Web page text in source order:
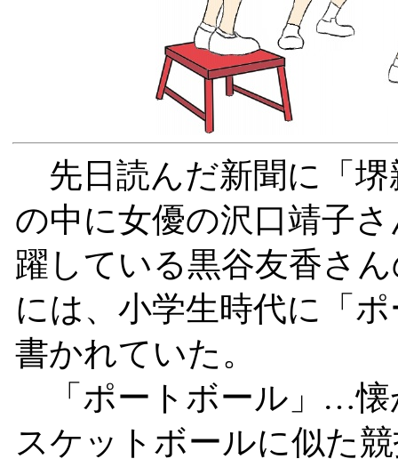
先日読んだ新聞に「堺
の中に女優の沢口靖子
躍している黒谷友香さ
には、小学生時代に「
書かれていた。
「ポートボール」…懐
スケットボールに似た